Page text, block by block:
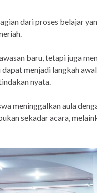
dari proses belajar
baru, tetapi juga
menjadi langkah
nyata.
meninggalkan aula
sekadar acara,